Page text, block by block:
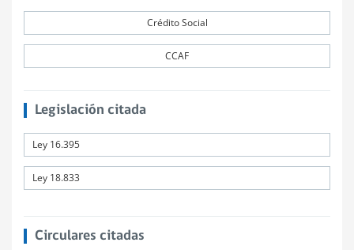
Crédito Social
CCAF
Legislación citada
Ley 16.395
Ley 18.833
Circulares citadas